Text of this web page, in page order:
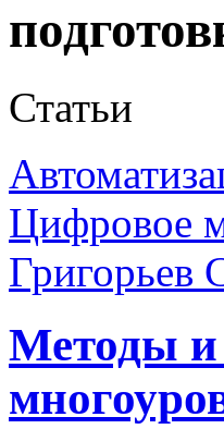
Статьи
Цифровое
Григорьев
Методы и